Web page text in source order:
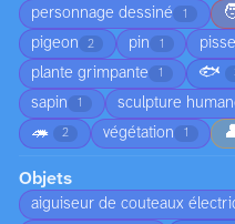
personnage dessiné 1
pigeon 2 pin 1
plante grimpante 1 🐟
sapin 1 sculpture
🦔 2 végétation 1
Objets
aiguiseur de couteaux